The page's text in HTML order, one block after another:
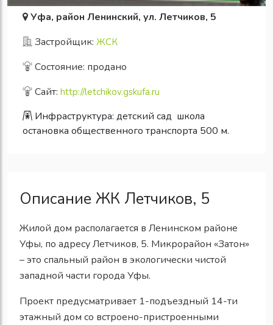
Уфа, район Ленинский, ул. Летчиков, 5
Застройщик: ЖСК
Состояние: продано
Сайт: http://letchikov.gskufa.ru
Инфраструктура: детский сад школа
остановка общественного транспорта 500 м.
Описание ЖК Летчиков, 5
Жилой дом располагается в Ленинском районе
Уфы, по адресу Летчиков, 5. Микрорайон «Затон»
– это спальный район в экологически чистой
западной части города Уфы.
Проект предусматривает 1-подъездный 14-ти
этажный дом со встроено-пристроенными